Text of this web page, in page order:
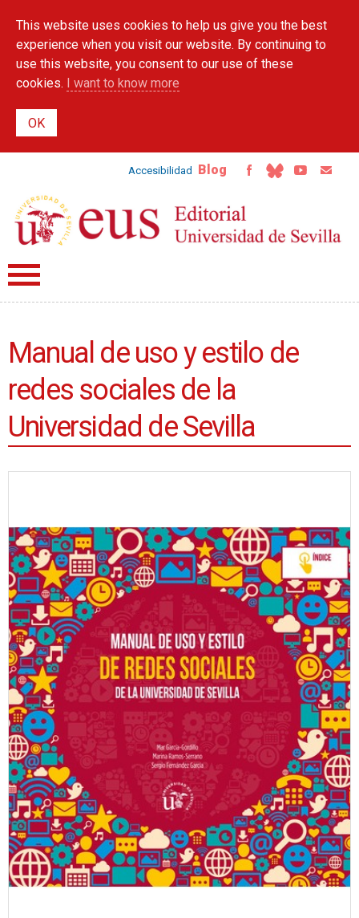
main
content
This website uses cookies to help us give you the best
experience when you visit our website. By continuing to
use this website, you consent to our use of these
cookies. I want to know more
Accesibilidad Blog
Manual de uso y estilo de
redes sociales de la
Universidad de Sevilla